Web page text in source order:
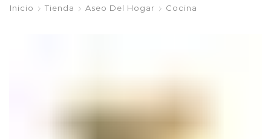
Inicio Tienda Aseo Del Hogar Cocina